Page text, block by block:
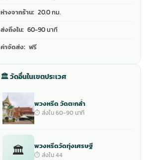
ห่างจากร้าน: 20.0 กม.
ส่งถึงใน: 60-90 นาที
ค่าจัดส่ง: ฟรี
🏛 วัดอื่นในเขตประเวศ
พวงหรีด วัดตะกล่ำ
⏱ ส่งใน 60-90 นาที
🏛 พวงหรีดวัดทุ่งเศรษฐี
⏱ ส่งใน 44